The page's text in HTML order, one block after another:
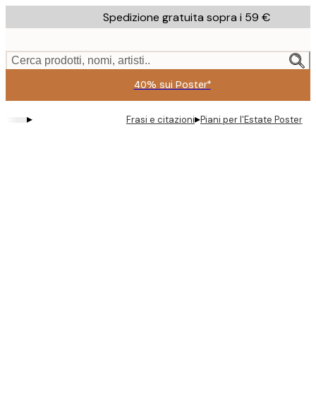
to
content.
Spedizione gratuita sopra i 59 €
Cerca prodotti, nomi, artisti..
40% sui Poster*
▸ Frasi e citazioni▸Piani per l'Estate Poster